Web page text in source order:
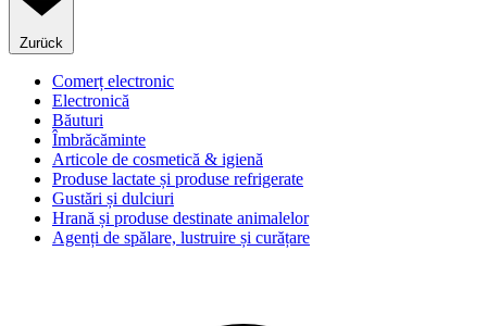
Zurück
Comerț electronic
Electronică
Băuturi
Îmbrăcăminte
Articole de cosmetică & igienă
Produse lactate și produse refrigerate
Gustări și dulciuri
Hrană și produse destinate animalelor
Agenți de spălare, lustruire și curățare